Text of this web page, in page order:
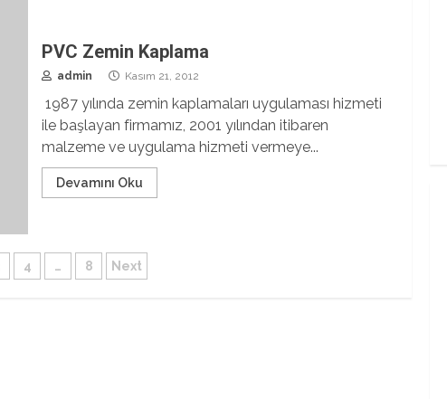
PVC Zemin Kaplama
admin Kasım 21, 2012
1987 yılında zemin kaplamaları uygulaması hizmeti
ile başlayan firmamız, 2001 yılından itibaren
malzeme ve uygulama hizmeti vermeye...
Devamını Oku
4 … 8 Next